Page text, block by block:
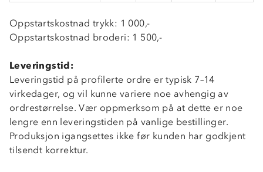
Oppstartskostnad trykk: 1 000,-
Oppstartskostnad broderi: 1 500,-
Leveringstid:
Leveringstid på profilerte ordre er typisk 7–14
virkedager, og vil kunne variere noe avhengig av
ordrestørrelse. Vær oppmerksom på at dette er noe
lengre enn leveringstiden på vanlige bestillinger.
Produksjon igangsettes ikke før kunden har godkjent
tilsendt korrektur.
Om Stormberg